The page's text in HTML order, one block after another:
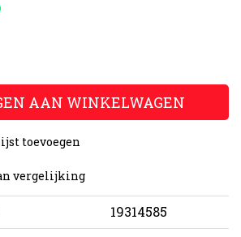
AAN WINKELWAGEN
toevoegen
vergelijking
19314585